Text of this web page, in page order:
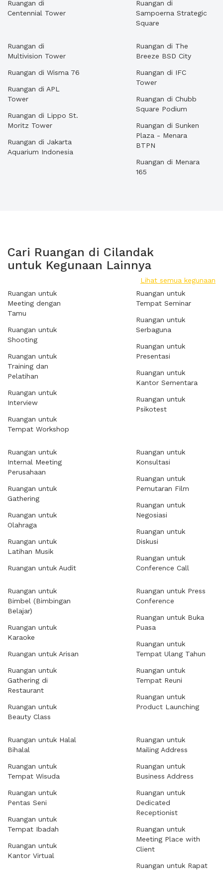
Ruangan di
Centennial Tower
Ruangan di
Sampoerna Strategic
Square
Ruangan di
Multivision Tower
Ruangan di Wisma 76
Ruangan di APL
Tower
Ruangan di Lippo St.
Moritz Tower
Ruangan di Jakarta
Aquarium Indonesia
Ruangan di The
Breeze BSD City
Ruangan di IFC
Tower
Ruangan di Chubb
Square Podium
Ruangan di Sunken
Plaza - Menara
BTPN
Ruangan di Menara
165
Cari Ruangan di Cilandak
untuk Kegunaan Lainnya
Lihat semua kegunaan
Ruangan untuk
Meeting dengan
Tamu
Ruangan untuk
Shooting
Ruangan untuk
Training dan
Pelatihan
Ruangan untuk
Interview
Ruangan untuk
Tempat Workshop
Ruangan untuk
Tempat Seminar
Ruangan untuk
Serbaguna
Ruangan untuk
Presentasi
Ruangan untuk
Kantor Sementara
Ruangan untuk
Psikotest
Ruangan untuk
Internal Meeting
Perusahaan
Ruangan untuk
Gathering
Ruangan untuk
Olahraga
Ruangan untuk
Latihan Musik
Ruangan untuk Audit
Ruangan untuk
Konsultasi
Ruangan untuk
Pemutaran Film
Ruangan untuk
Negosiasi
Ruangan untuk
Diskusi
Ruangan untuk
Conference Call
Ruangan untuk
Bimbel (Bimbingan
Belajar)
Ruangan untuk
Karaoke
Ruangan untuk Arisan
Ruangan untuk
Gathering di
Restaurant
Ruangan untuk
Beauty Class
Ruangan untuk Press
Conference
Ruangan untuk Buka
Puasa
Ruangan untuk
Tempat Ulang Tahun
Ruangan untuk
Tempat Reuni
Ruangan untuk
Product Launching
Ruangan untuk Halal
Bihalal
Ruangan untuk
Tempat Wisuda
Ruangan untuk
Pentas Seni
Ruangan untuk
Tempat Ibadah
Ruangan untuk
Kantor Virtual
Ruangan untuk
Mailing Address
Ruangan untuk
Business Address
Ruangan untuk
Dedicated
Receptionist
Ruangan untuk
Meeting Place with
Client
Ruangan untuk Rapat